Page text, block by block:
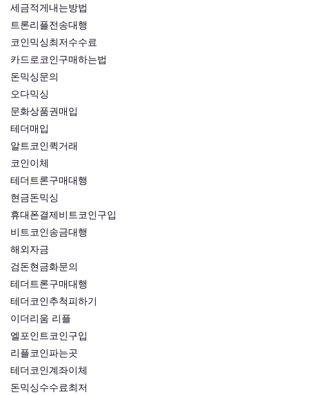
세금적게내는방법
트론리플전송대행
코인믹싱최저수수료
카드로코인구매하는법
돈믹싱문의
오다믹싱
문화상품권매입
테더매입
알트코인퀵거래
코인이체
테더트론구매대행
현금돈믹싱
휴대폰결제비트코인구입
비트코인송금대행
해외자금
검돈현금화문의
테더트론구매대행
테더코인추척피하기
이더리움 리플
엘포인트코인구입
리플코인파는곳
테더코인계좌이체
돈믹싱수수료최저